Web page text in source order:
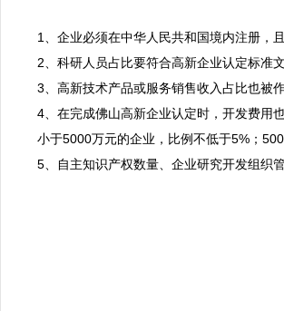
1、企业必须在中华人民共和国境内注册，
2、科研人员占比要符合高新企业认定标准
3、高新技术产品或服务销售收入占比也被
4、在完成佛山高新企业认定时，开发费用
小于5000万元的企业，比例不低于5%；
5、自主知识产权数量、企业研究开发组织